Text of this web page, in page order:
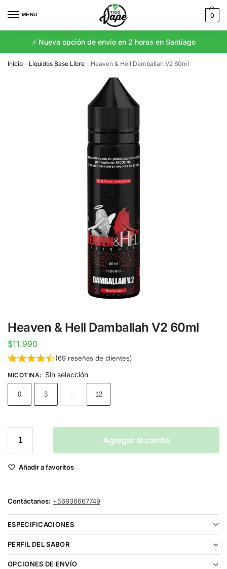
MENU 0
⚡️ Nueva opción de envío en 2 horas en Santiago
Inicio - Líquidos Base Libre - Heaven & Hell Damballah V2 60ml
Heaven & Hell Damballah V2 60ml
$11.990
(69reseñas de clientes)
NICOTINA: Sin selección
0 3 12
Agregar al carrito
Añadir a favoritos
Contáctanos: +56936667749
ESPECIFICACIONES
PERFIL DEL SABOR
OPCIONES DE ENVÍO